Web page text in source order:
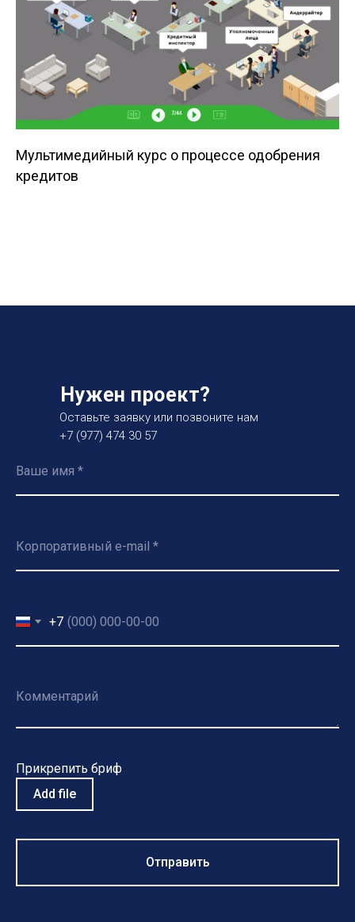
Мультимедийный курс о процессе одобрения
кредитов
Оставьте заявку или позвоните нам
+7 (977) 474 30 57
Нужен проект?
+7
Прикрепить бриф
Add file
Отправить